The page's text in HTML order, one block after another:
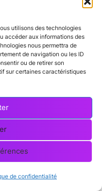
utilisons des technologies
accéder aux informations des
nous permettra de
de navigation ou les ID
ou de retirer son
sur certaines caractéristiques
de confidentialité
Premium theme